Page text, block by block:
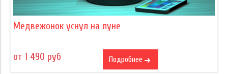
Медвежонок уснул на луне
от 1 490 руб Подробнее